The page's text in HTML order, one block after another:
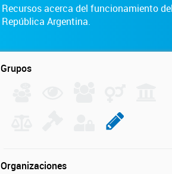
Recursos acerca del funcionamiento
República Argentina.
Grupos
Organizaciones